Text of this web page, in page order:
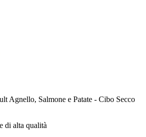
Agnello, Salmone e Patate - Cibo Secco
di alta qualità